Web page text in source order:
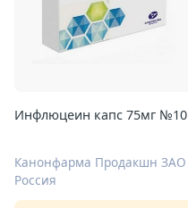
Инфлюцеин капс 75мг №10
Канонфарма Продакшн ЗАО
Россия